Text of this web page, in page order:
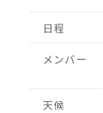
日程
メンバー
天候